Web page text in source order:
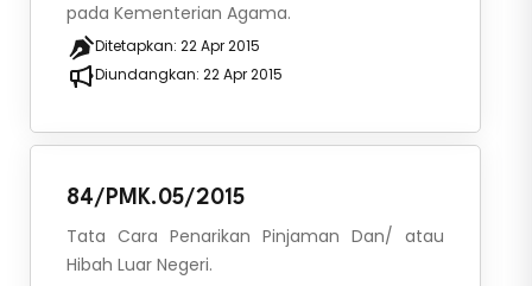
pada Kementerian Agama.
Ditetapkan: 22 Apr 2015
Diundangkan: 22 Apr 2015
84/PMK.05/2015
Tata Cara Penarikan Pinjaman Dan/ atau
Hibah Luar Negeri.